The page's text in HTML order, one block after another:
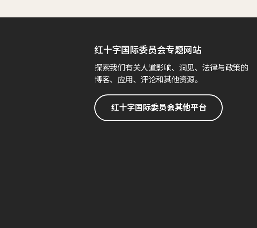
红十字国际委员会专题网站
探索我们有关人道影响、洞见、法律与政策的
博客、应用、评论和其他资源。
红十字国际委员会其他平台